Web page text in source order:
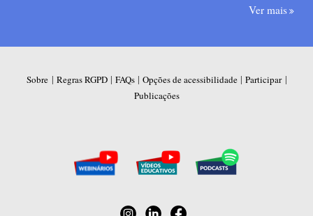
Ver mais
Sobre | Regras RGPD| FAQs| Opções de acessibilidade| Participar|
Publicações